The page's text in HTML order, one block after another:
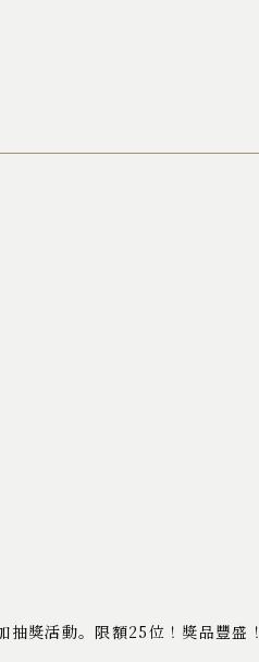
獎活動。限額25位！獎品豐盛！